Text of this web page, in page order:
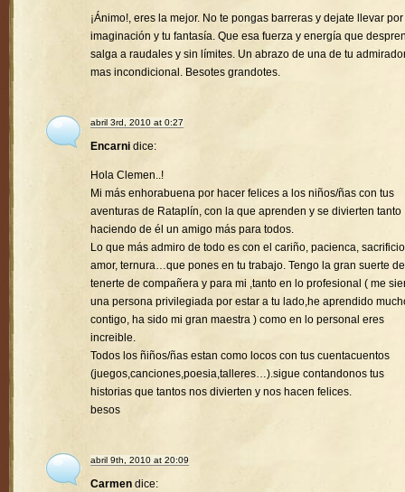
¡Ánimo!, eres la mejor. No te pongas barreras y dejate llevar por
imaginación y tu fantasía. Que esa fuerza y energía que
salga a raudales y sin límites. Un abrazo de una de tu
mas incondicional. Besotes grandotes.
abril 3rd, 2010 at 0:27
Encarni dice:
Hola Clemen..!
Mi más enhorabuena por hacer felices a los niños/ñas con tus
aventuras de Rataplín, con la que aprenden y se divierten tanto
haciendo de él un amigo más para todos.
Lo que más admiro de todo es con el cariño, pacienca,
amor, ternura…que pones en tu trabajo. Tengo la gran suerte de
tenerte de compañera y para mi ,tanto en lo profesional ( me
una persona privilegiada por estar a tu lado,he aprendido
contigo, ha sido mi gran maestra ) como en lo personal eres
increible.
Todos los ñiños/ñas estan como locos con tus cuentacuentos
(juegos,canciones,poesia,talleres…).sigue contandonos tus
historias que tantos nos divierten y nos hacen felices.
besos
abril 9th, 2010 at 20:09
Carmen dice: